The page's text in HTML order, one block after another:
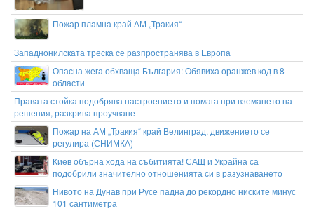
Пожар пламна край АМ „Тракия“
Западнонилската треска се разпространява в Европа
Опасна жега обхваща България: Обявиха оранжев код в 8
области
Правата стойка подобрява настроението и помага при вземането на
решения, разкрива проучване
Пожар на АМ „Тракия“ край Велинград, движението се
регулира (СНИМКА)
Киев обърна хода на събитията! САЩ и Украйна са
подобрили значително отношенията си в разузнаването
Нивото на Дунав при Русе падна до рекордно ниските минус
101 сантиметра